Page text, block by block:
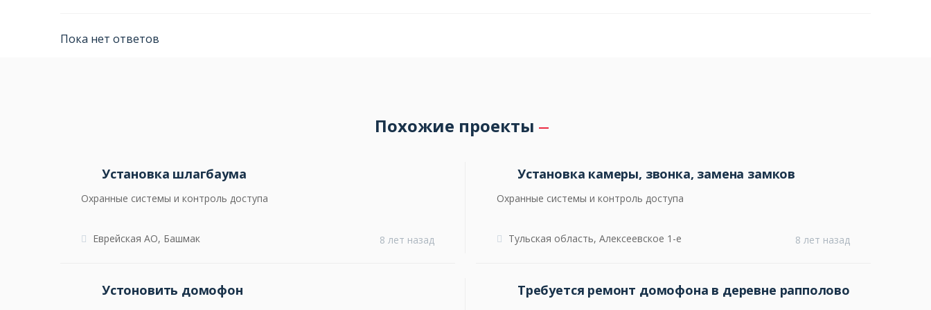
Пока нет ответов
Похожие проекты
Установка шлагбаума
Охранные системы и контроль доступа
8 лет назад
Еврейская АО, Башмак
Устоновить домофон
Установка камеры, звонка, замена замков
Охранные системы и контроль доступа
8 лет назад
Тульская область, Алексеевское 1-е
Требуется ремонт домофона в деревне рапполово